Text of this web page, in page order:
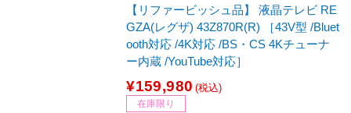
【リファービッシュ品】 液晶テレビ RE
GZA(レグザ) 43Z870R(R) ［43V型 /Bluet
ooth対応 /4K対応 /BS・CS 4Kチューナ
ー内蔵 /YouTube対応］
¥159,980 (税込)
在庫限り